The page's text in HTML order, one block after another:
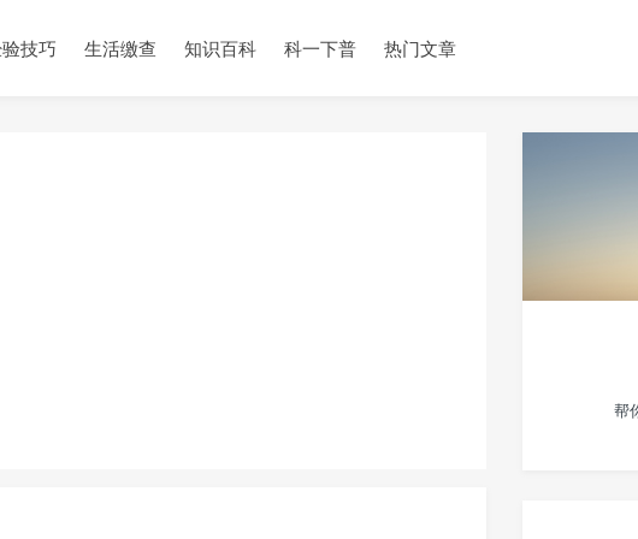
技巧 生活缴查 知识百科 科一下普 热门文章
帮